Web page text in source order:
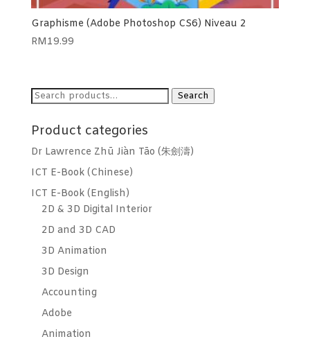
Graphisme (Adobe Photoshop CS6) Niveau 2
RM19.99
Search
Search
Product categories
Dr Lawrence Zhū Jiàn Tāo (朱劍濤)
ICT E-Book (Chinese)
ICT E-Book (English)
2D & 3D Digital Interior
2D and 3D CAD
3D Animation
3D Design
Accounting
Adobe
Animation